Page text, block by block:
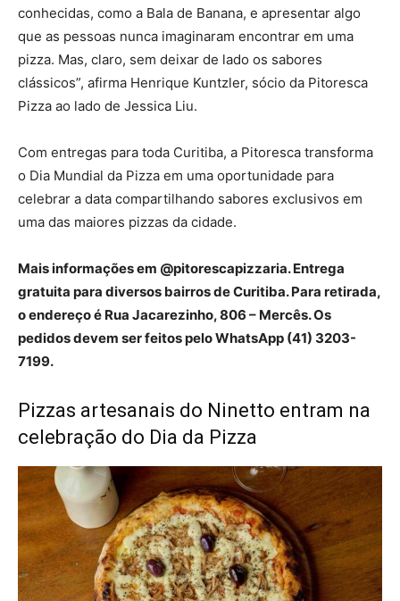
conhecidas, como a Bala de Banana, e apresentar algo
que as pessoas nunca imaginaram encontrar em uma
pizza. Mas, claro, sem deixar de lado os sabores
clássicos”, afirma Henrique Kuntzler, sócio da Pitoresca
Pizza ao lado de Jessica Liu.
Com entregas para toda Curitiba, a Pitoresca transforma
o Dia Mundial da Pizza em uma oportunidade para
celebrar a data compartilhando sabores exclusivos em
uma das maiores pizzas da cidade.
Mais informações em @pitorescapizzaria. Entrega
gratuita para diversos bairros de Curitiba. Para retirada,
o endereço é Rua Jacarezinho, 806 – Mercês. Os
pedidos devem ser feitos pelo WhatsApp (41) 3203-
7199.
Pizzas artesanais do Ninetto entram na
celebração do Dia da Pizza